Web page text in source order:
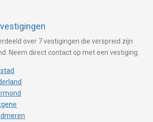
over 7 vestigingen die verspreid zijn
Neem direct contact op met een vestiging.